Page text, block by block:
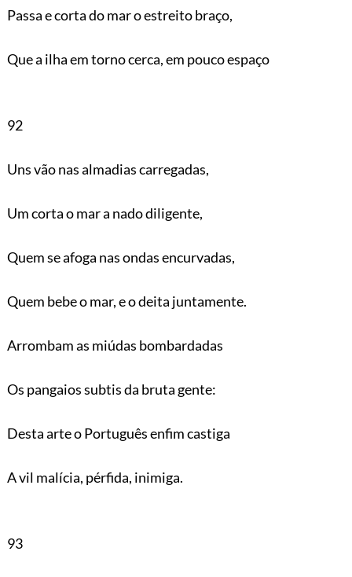
Passa e corta do mar o estreito braço,
Que a ilha em torno cerca, em pouco espaço
92
Uns vão nas almadias carregadas,
Um corta o mar a nado diligente,
Quem se afoga nas ondas encurvadas,
Quem bebe o mar, e o deita juntamente.
Arrombam as miúdas bombardadas
Os pangaios subtis da bruta gente:
Desta arte o Português enfim castiga
A vil malícia, pérfida, inimiga.
93